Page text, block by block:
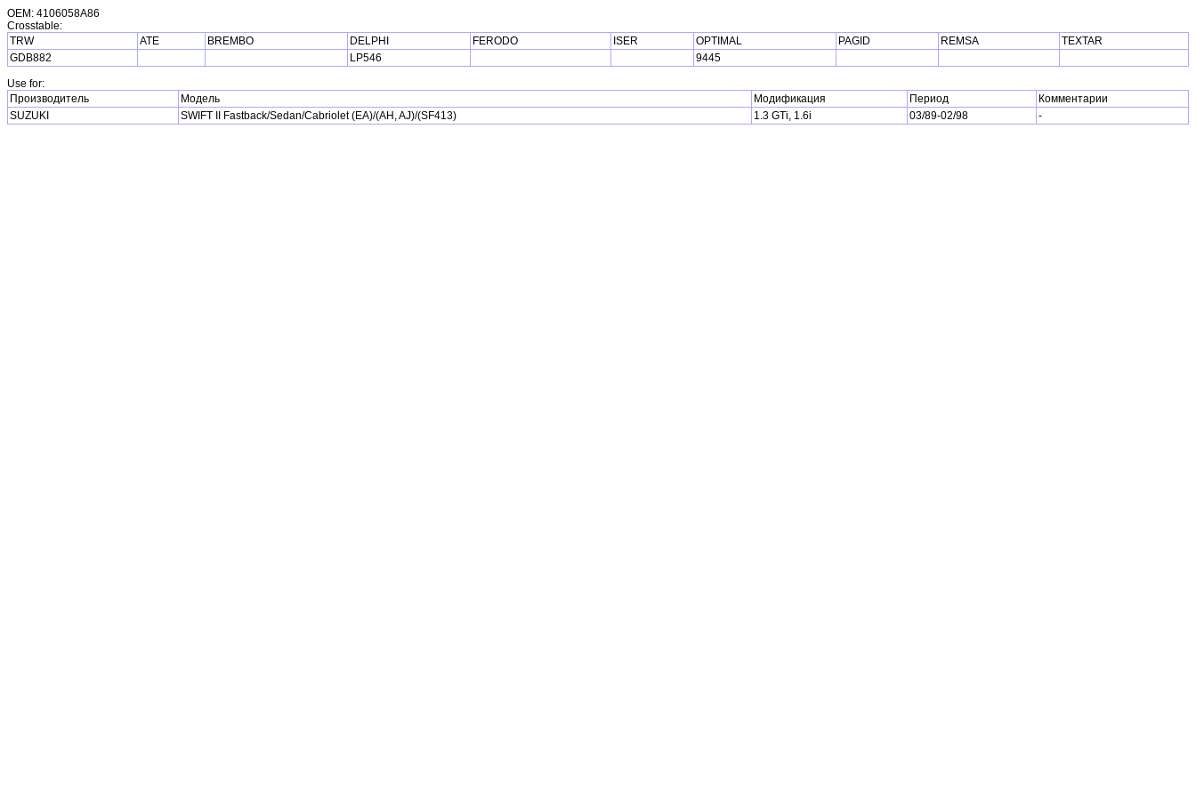
OEM: 4106058A86
Crosstable:
TRW
ATE BREMBO DELPHI FERODO ISER OPTIMAL PAGID REMSA
TEXTAR
GDB882
LP546 9445
Use for:
Производитель
Модель Модификация Период
Комментарии
SUZUKI
SWIFT II Fastback/Sedan/Cabriolet (EA)/(AH, AJ)/(SF413) 1.3 GTi, 1.6i 03/89-02/98 -